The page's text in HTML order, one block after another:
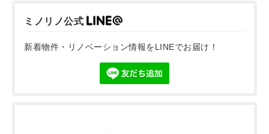
ミノリノ公式
新着物件・リノベーション情報をLINEでお届け！